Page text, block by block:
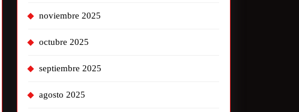
noviembre 2025
octubre 2025
septiembre 2025
agosto 2025